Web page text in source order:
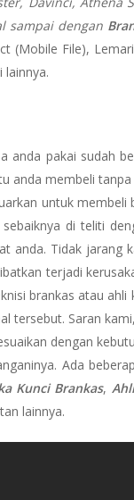
sampai dengan
(Mobile File),
lainnya.
anda pakai sudah
anda membeli tanpa
untuk membeli
di teliti
anda. Tidak jarang
terjadi
brankas atau ahli
tersebut. Saran
dengan
Ada
Kunci Brankas,
lainnya.